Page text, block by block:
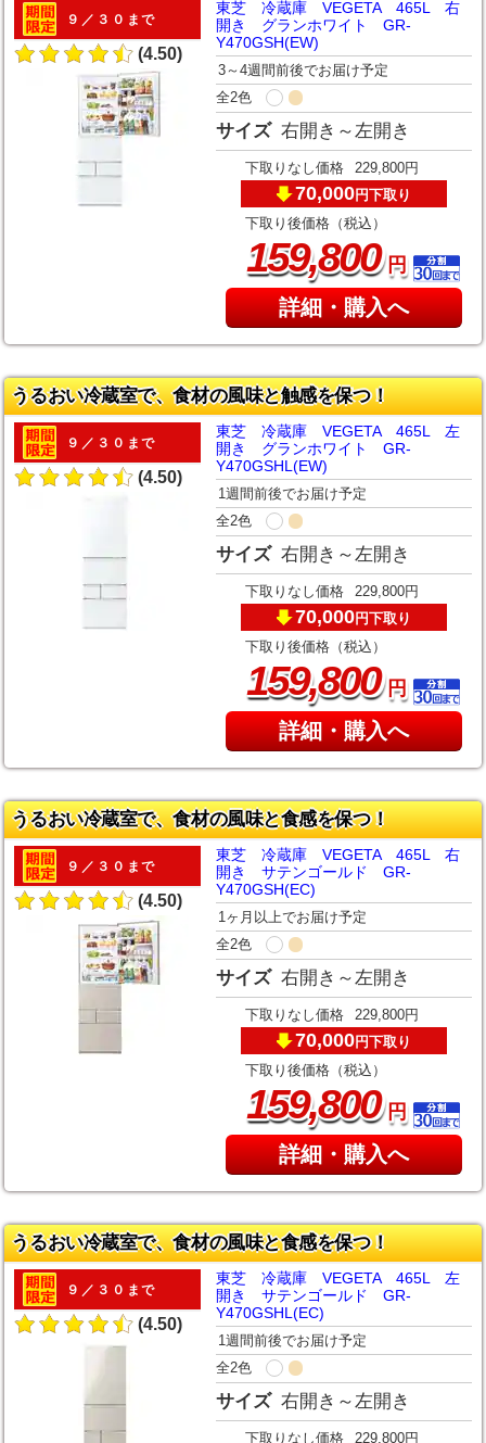
９／３０まで
(4.50)
東芝 冷蔵庫 VEGETA 465L 右
開き グランホワイト GR-
Y470GSH(EW)
3～4週間前後でお届け予定
全2色
サイズ 右開き～左開き
下取りなし価格 229,800円
70,000円下取り
下取り後価格（税込）
159,800円
詳細・購入へ
うるおい冷蔵室で、食材の風味と触感を保つ！
９／３０まで
(4.50)
東芝 冷蔵庫 VEGETA 465L 左
開き グランホワイト GR-
Y470GSHL(EW)
1週間前後でお届け予定
全2色
サイズ 右開き～左開き
下取りなし価格 229,800円
70,000円下取り
下取り後価格（税込）
159,800円
詳細・購入へ
うるおい冷蔵室で、食材の風味と食感を保つ！
９／３０まで
(4.50)
東芝 冷蔵庫 VEGETA 465L 右
開き サテンゴールド GR-
Y470GSH(EC)
1ヶ月以上でお届け予定
全2色
サイズ 右開き～左開き
下取りなし価格 229,800円
70,000円下取り
下取り後価格（税込）
159,800円
詳細・購入へ
うるおい冷蔵室で、食材の風味と食感を保つ！
９／３０まで
(4.50)
東芝 冷蔵庫 VEGETA 465L 左
開き サテンゴールド GR-
Y470GSHL(EC)
1週間前後でお届け予定
全2色
サイズ 右開き～左開き
下取りなし価格 229,800円